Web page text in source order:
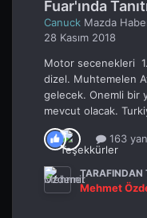
Fuar'ında
Canuck Mazda
28 Kasım 2018
Motor secenekleri
dizel. Muhtemelen
gelecek. Onemli bir
mevcut olacak.
163
TARAFINDAN
Mehmet